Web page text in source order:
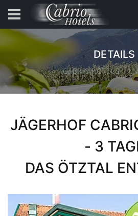
DETAILS
CABRIO HOTELS
JÄGERHOF
- 3
DAS ÖTZTAL